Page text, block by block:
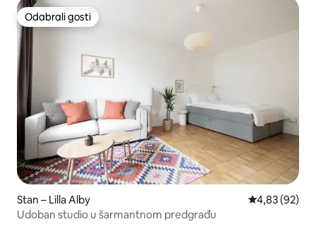
Odabrali gosti
Odabrali gosti
Stan – Lilla Alby Prosječna
4,83 (92)
Udoban studio u šarmantnom predgrađu